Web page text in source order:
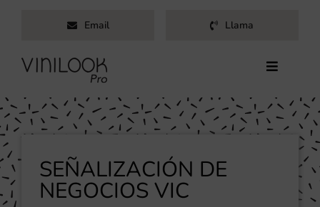
contenido
Email Llama
Toggle
Inicio
Servicios
Productos
Trabajos
SEÑALIZACIÓN DE
NEGOCIOS VIC